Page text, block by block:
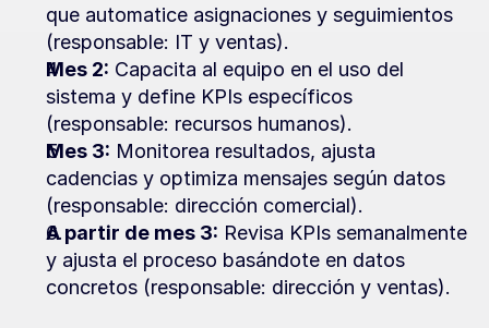
que automatice asignaciones y seguimientos
(responsable: IT y ventas).
Mes 2: Capacita al equipo en el uso del
sistema y define KPIs específicos
(responsable: recursos humanos).
Mes 3: Monitorea resultados, ajusta
cadencias y optimiza mensajes según datos
(responsable: dirección comercial).
A partir de mes 3: Revisa KPIs semanalmente
y ajusta el proceso basándote en datos
concretos (responsable: dirección y ventas).